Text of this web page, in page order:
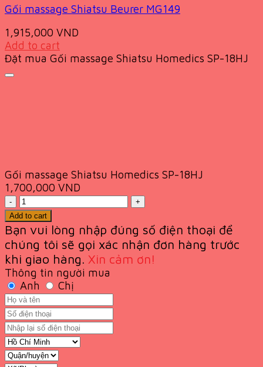
Gối massage Shiatsu Beurer MG149
1,915,000 VND
Add to cart
Đặt mua Gối massage Shiatsu Homedics SP-18HJ
Gối massage Shiatsu Homedics SP-18HJ
1,700,000 VND
Quantity
Add to cart
Bạn vui lòng nhập đúng số điện thoại để
chúng tôi sẽ gọi xác nhận đơn hàng trước
khi giao hàng. Xin cảm ơn!
Thông tin người mua
Anh
Chị